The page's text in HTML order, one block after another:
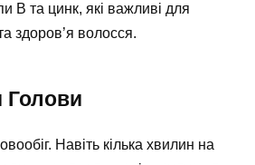
B та цинк, які важливі для
здоров’я волосся.
Голови
Навіть кілька хвилин на